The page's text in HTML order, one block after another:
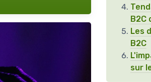
B2C
Les
B2C
sur